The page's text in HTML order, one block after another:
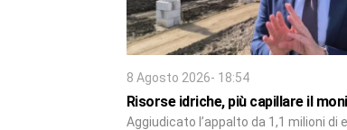
8 Agosto 2026- 18:54
Risorse idriche, più capillare il
Aggiudicato l’appalto da 1,1 milioni di